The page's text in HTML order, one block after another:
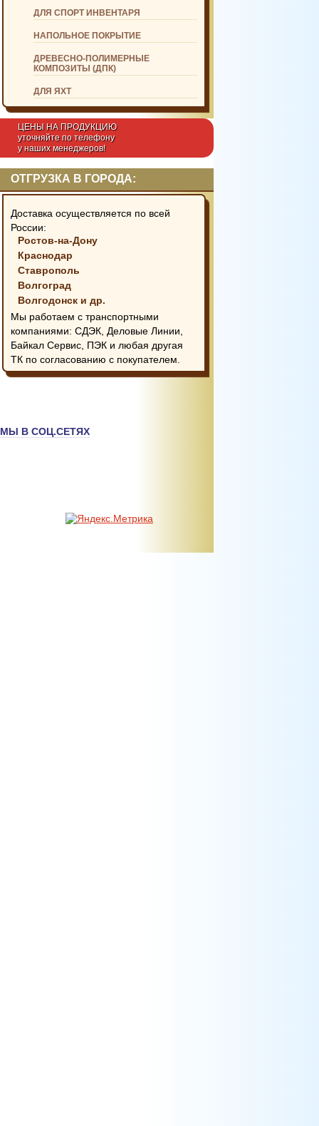
ДЛЯ СПОРТ ИНВЕНТАРЯ
НАПОЛЬНОЕ ПОКРЫТИЕ
ДРЕВЕСНО-ПОЛИМЕРНЫЕ
КОМПОЗИТЫ (ДПК)
ДЛЯ ЯХТ
ЦЕНЫ НА ПРОДУКЦИЮ
уточняйте по телефону
у наших менеджеров!
ОТГРУЗКА В ГОРОДА:
Доставка осуществляется по всей
России:
Ростов-на-Дону
Краснодар
Ставрополь
Волгоград
Волгодонск и др.
Мы работаем с транспортными
компаниями: СДЭК, Деловые Линии,
Байкал Сервис, ПЭК и любая другая
ТК по согласованию с покупателем.
МЫ В СОЦ.СЕТЯХ